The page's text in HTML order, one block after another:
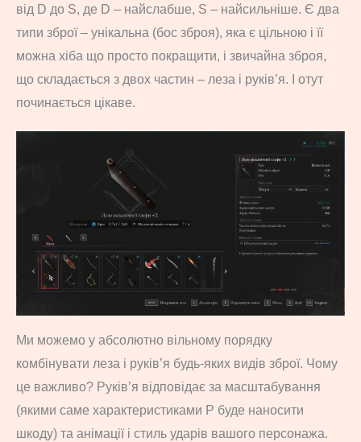
від D до S, де D – найслабше, S – найсильніше. Є два
типи зброї – унікальна (бос зброя), яка є цільною і її
можна хіба що просто покращити, і звичайна зброя,
що складається з двох частин – леза і руків’я. І отут
починається цікаве.
Ми можемо у абсолютно вільному порядку
комбінувати леза і руків’я будь-яких видів зброї. Чому
це важливо? Руків’я відповідає за масштабування
(якими саме характеристиками P буде наносити
шкоду) та анімації і стиль ударів вашого персонажа.